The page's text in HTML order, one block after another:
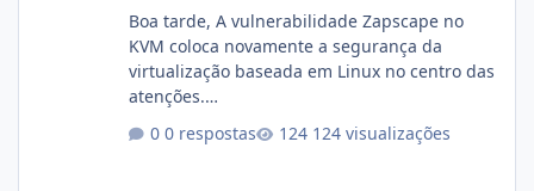
Boa tarde, A vulnerabilidade Zapscape no
KVM coloca novamente a segurança da
virtualização baseada em Linux no centro das
atenções.
xjx23zz5f Criamos uma breve explicação:
0 respostas 124 visualizações